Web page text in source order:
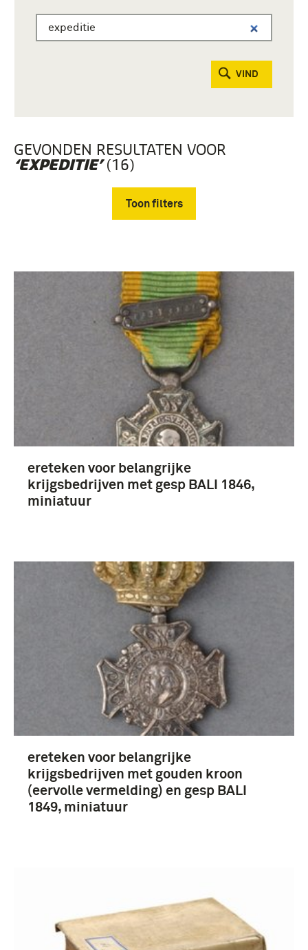
VIND
GEVONDEN RESULTATEN VOOR
‘EXPEDITIE’(16)
Toon filters
onderscheidingen (3)
1901-1950 (5)
1801-1850 (4)
ereteken voor belangrijke
krijgsbedrijven met gesp BALI 1846,
miniatuur
ereteken voor belangrijke
krijgsbedrijven met gouden kroon
(eervolle vermelding) en gesp BALI
1849, miniatuur